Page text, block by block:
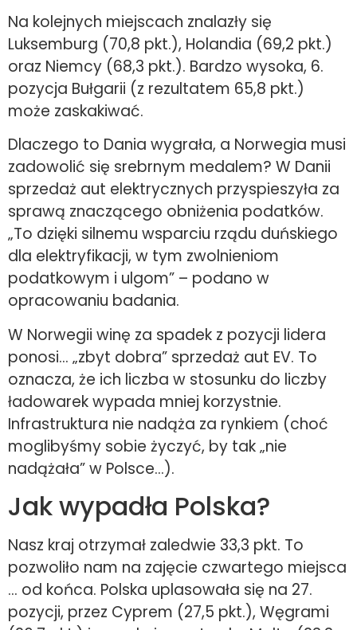
Na kolejnych miejscach znalazły się
Luksemburg (70,8 pkt.), Holandia (69,2 pkt.)
oraz Niemcy (68,3 pkt.). Bardzo wysoka, 6.
pozycja Bułgarii (z rezultatem 65,8 pkt.)
może zaskakiwać.
Dlaczego to Dania wygrała, a Norwegia musi
zadowolić się srebrnym medalem? W Danii
sprzedaż aut elektrycznych przyspieszyła za
sprawą znaczącego obniżenia podatków.
„To dzięki silnemu wsparciu rządu duńskiego
dla elektryfikacji, w tym zwolnieniom
podatkowym i ulgom” – podano w
opracowaniu badania.
W Norwegii winę za spadek z pozycji lidera
ponosi… „zbyt dobra” sprzedaż aut EV. To
oznacza, że ich liczba w stosunku do liczby
ładowarek wypada mniej korzystnie.
Infrastruktura nie nadąża za rynkiem (choć
moglibyśmy sobie życzyć, by tak „nie
nadążała” w Polsce…).
Jak wypadła Polska?
Nasz kraj otrzymał zaledwie 33,3 pkt. To
pozwoliło nam na zajęcie czwartego miejsca
… od końca. Polska uplasowała się na 27.
pozycji, przez Cyprem (27,5 pkt.), Węgrami